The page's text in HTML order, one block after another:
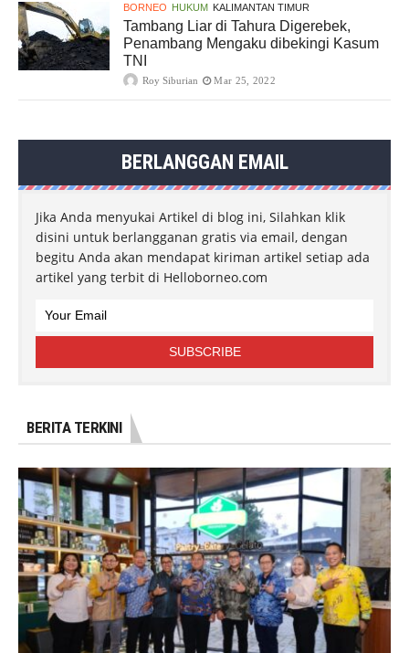
BORNEO HUKUM KALIMANTAN TIMUR
Tambang Liar di Tahura Digerebek,
Penambang Mengaku dibekingi Kasum
TNI
Roy Siburian Mar 25, 2022
BERLANGGAN EMAIL
Jika Anda menyukai Artikel di blog ini, Silahkan klik
disini untuk berlangganan gratis via email, dengan
begitu Anda akan mendapat kiriman artikel setiap ada
artikel yang terbit di Helloborneo.com
BERITA TERKINI